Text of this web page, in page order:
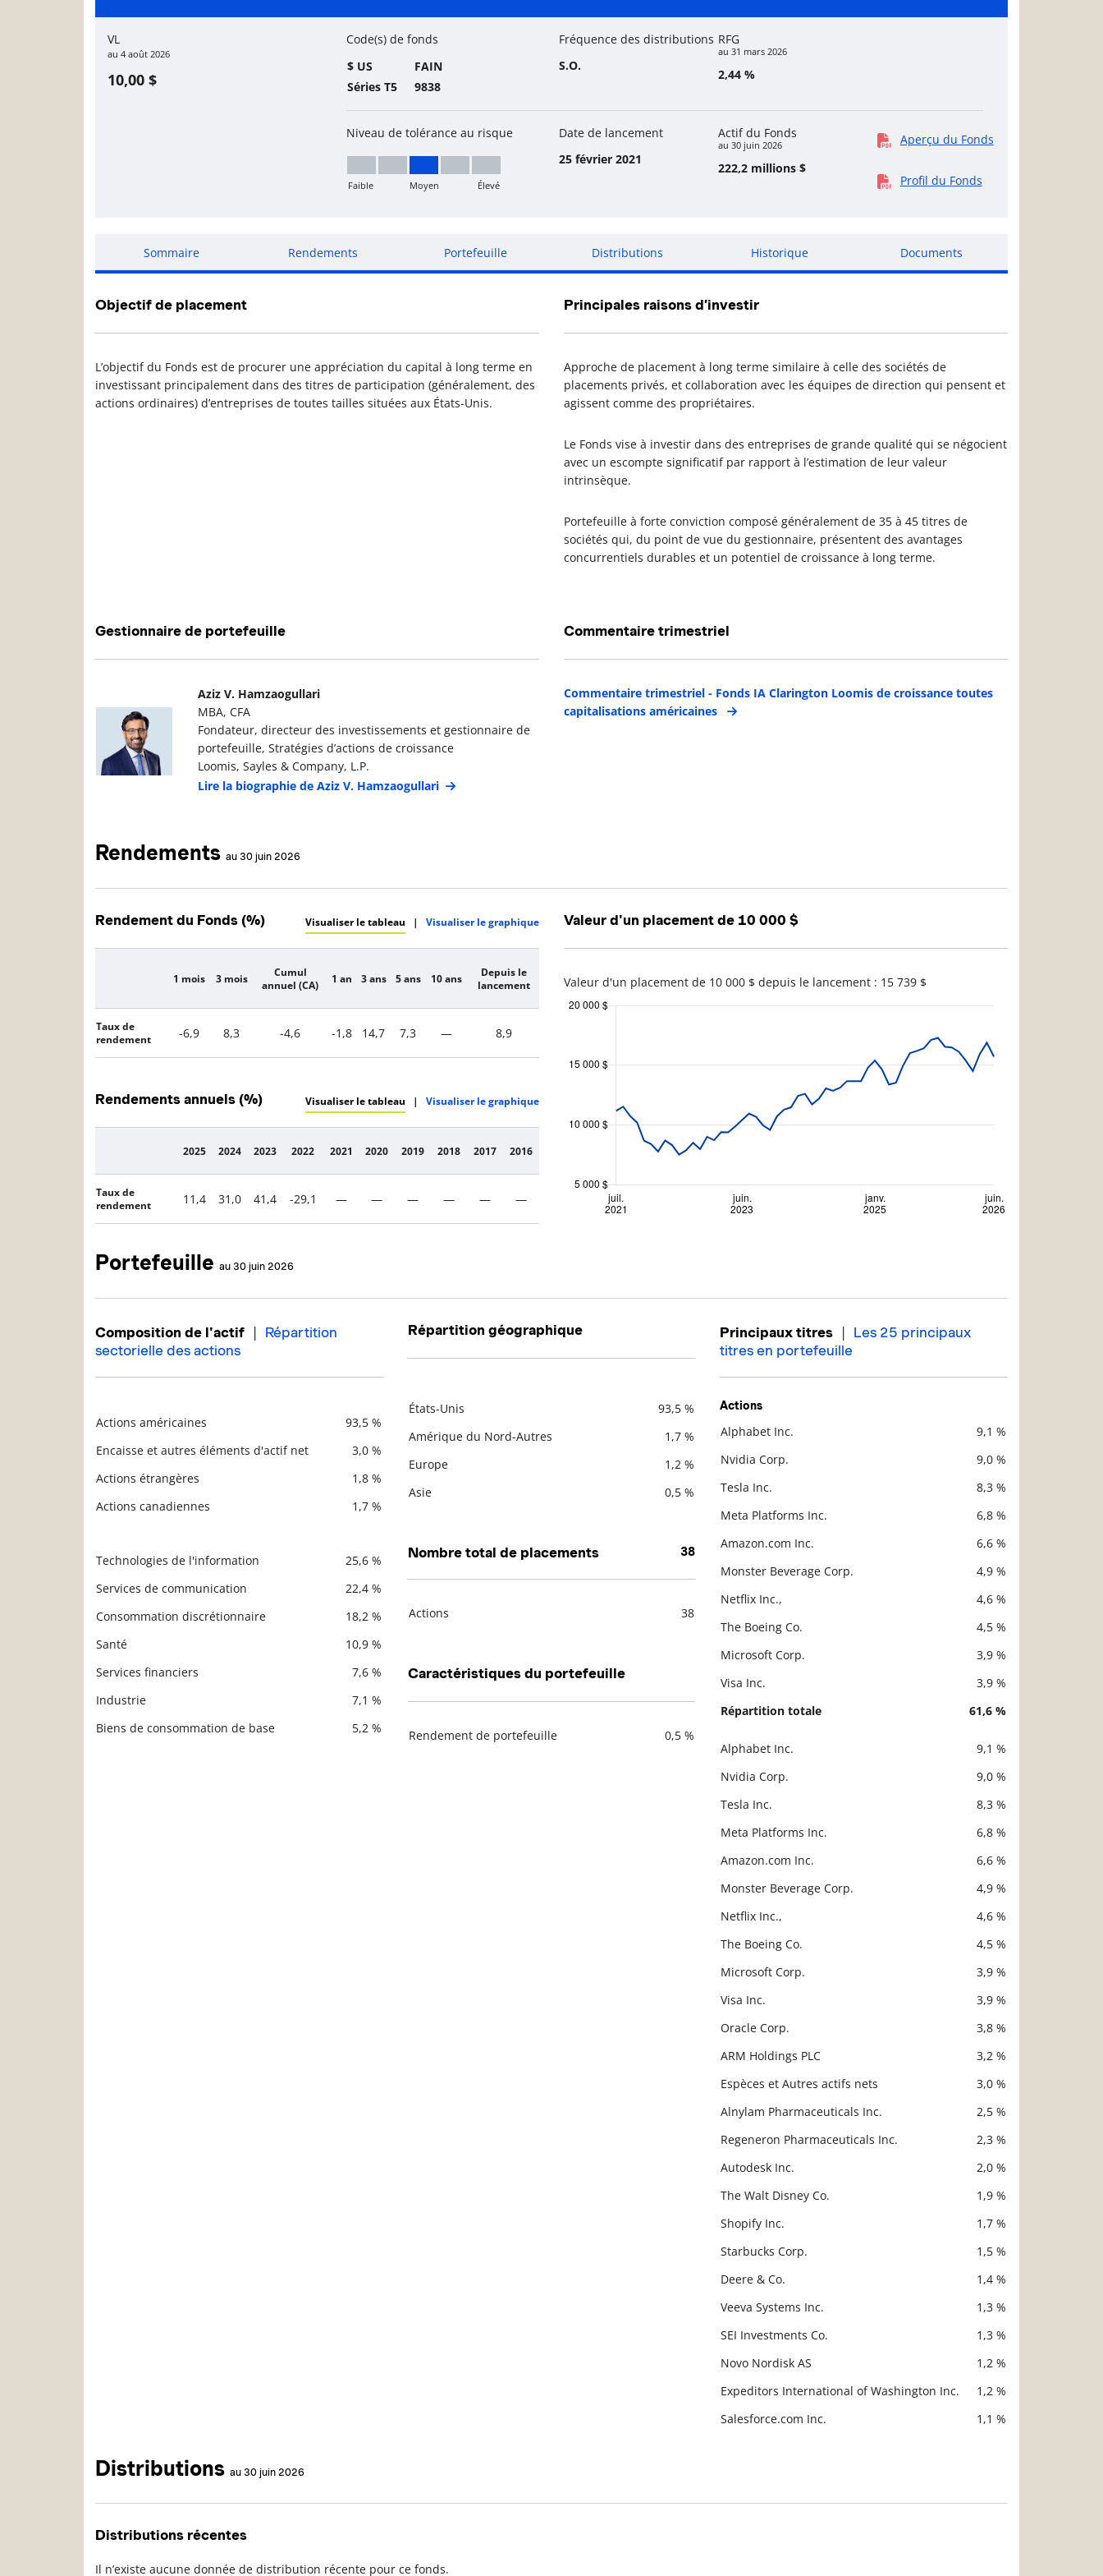
Page d'informations sur le fonds
VL
au 4 août 2026
10,00 $
Code(s) de fonds
$ US
FAIN
Séries T5
9838
Fréquence des distributions
S.O.
RFG
au 31 mars 2026
2,44 %
Niveau de tolérance au risque
Moyen
Faible Moyen Élevé
Date de lancement
25 février 2021
Actif du Fonds
au 30 juin 2026
222,2 millions $
Aperçu du Fonds
Profil du Fonds
Sommaire Rendements Portefeuille Distributions Historique Documents
Objectif de placement
L’objectif du Fonds est de procurer une appréciation du capital à long terme en
investissant principalement dans des titres de participation (généralement, des
actions ordinaires) d’entreprises de toutes tailles situées aux États-Unis.
Principales raisons d’investir
Approche de placement à long terme similaire à celle des sociétés de
placements privés, et collaboration avec les équipes de direction qui pensent et
agissent comme des propriétaires.
Le Fonds vise à investir dans des entreprises de grande qualité qui se négocient
avec un escompte significatif par rapport à l’estimation de leur valeur
intrinsèque.
Portefeuille à forte conviction composé généralement de 35 à 45 titres de
sociétés qui, du point de vue du gestionnaire, présentent des avantages
concurrentiels durables et un potentiel de croissance à long terme.
Gestionnaire de portefeuille
Photo du gestionnaire de portefeuille Détails du gestionnaire de portefeuille
Aziz V. Hamzaogullari
MBA, CFA
Fondateur, directeur des investissements et gestionnaire de
portefeuille, Stratégies d’actions de croissance
Loomis, Sayles & Company, L.P.
Lire la biographie de Aziz V. Hamzaogullari
Commentaire trimestriel
Commentaire trimestriel - Fonds IA Clarington Loomis de croissance toutes
capitalisations américaines
Rendements au 30 juin 2026
Rendement du Fonds (%) Visualiser le tableau | Visualiser le graphique
Description
1 mois 3 mois
Cumul
annuel (CA)
1 an 3 ans 5 ans 10 ans
Depuis le
lancement
Taux de
rendement
-6,9 8,3 -4,6 -1,8 14,7 7,3 — 8,9
Rendements annuels (%) Visualiser le tableau | Visualiser le graphique
Description
2025 2024 2023 2022 2021 2020 2019 2018 2017 2016
Taux de
rendement
11,4 31,0 41,4 -29,1 — — — — — —
Valeur d'un placement de 10 000 $
Valeur d'un placement de 10 000 $ depuis le lancement : 15 739 $
Portefeuille au 30 juin 2026
Composition de l'actif | Répartition
sectorielle des actions
Actions américaines
93,5 %
Encaisse et autres éléments d'actif net
3,0 %
Actions étrangères
1,8 %
Actions canadiennes
1,7 %
Technologies de l'information
25,6 %
Services de communication
22,4 %
Consommation discrétionnaire
18,2 %
Santé
10,9 %
Services financiers
7,6 %
Industrie
7,1 %
Biens de consommation de base
5,2 %
Répartition géographique
États-Unis
93,5 %
Amérique du Nord-Autres
1,7 %
Europe
1,2 %
Asie
0,5 %
Nombre total de placements 38
Actions 38
Caractéristiques du portefeuille
Rendement de portefeuille 0,5 %
Principaux titres | Les 25 principaux
titres en portefeuille
Actions
Alphabet Inc.
9,1 %
Nvidia Corp.
9,0 %
Tesla Inc.
8,3 %
Meta Platforms Inc.
6,8 %
Amazon.com Inc.
6,6 %
Monster Beverage Corp.
4,9 %
Netflix Inc.,
4,6 %
The Boeing Co.
4,5 %
Microsoft Corp.
3,9 %
Visa Inc.
3,9 %
Répartition totale
61,6 %
Alphabet Inc.
9,1 %
Nvidia Corp.
9,0 %
Tesla Inc.
8,3 %
Meta Platforms Inc.
6,8 %
Amazon.com Inc.
6,6 %
Monster Beverage Corp.
4,9 %
Netflix Inc.,
4,6 %
The Boeing Co.
4,5 %
Microsoft Corp.
3,9 %
Visa Inc.
3,9 %
Oracle Corp.
3,8 %
ARM Holdings PLC
3,2 %
Espèces et Autres actifs nets
3,0 %
Alnylam Pharmaceuticals Inc.
2,5 %
Regeneron Pharmaceuticals Inc.
2,3 %
Autodesk Inc.
2,0 %
The Walt Disney Co.
1,9 %
Shopify Inc.
1,7 %
Starbucks Corp.
1,5 %
Deere & Co.
1,4 %
Veeva Systems Inc.
1,3 %
SEI Investments Co.
1,3 %
Novo Nordisk AS
1,2 %
Expeditors International of Washington Inc.
1,2 %
Salesforce.com Inc.
1,1 %
Distributions au 30 juin 2026
Distributions récentes
Il n’existe aucune donnée de distribution récente pour ce fonds.